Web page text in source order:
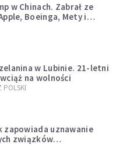
w Chinach. Zabrał ze
Boeinga, Mety i
w Lubinie. 21-letni
na wolności
POLSKI
zapowiada uznawanie
związków
"Państwo oblało ten